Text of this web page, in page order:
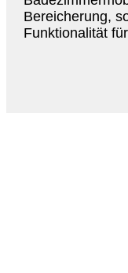
Bereicherung,
Funktionalität